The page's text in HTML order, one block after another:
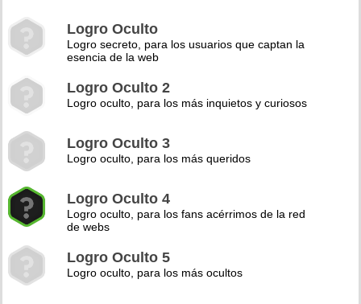
Logro Oculto
Logro secreto, para los usuarios que captan la
esencia de la web
Logro Oculto 2
Logro oculto, para los más inquietos y curiosos
Logro Oculto 3
Logro oculto, para los más queridos
Logro Oculto 4
Logro oculto, para los fans acérrimos de la red
de webs
Logro Oculto 5
Logro oculto, para los más ocultos